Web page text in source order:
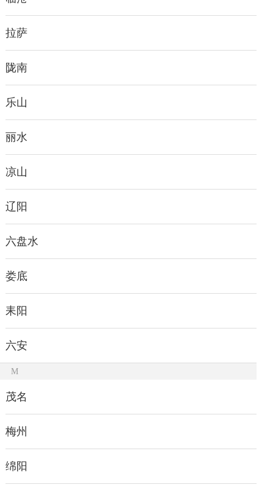
拉萨
陇南
乐山
丽水
凉山
辽阳
六盘水
娄底
耒阳
六安
M
茂名
梅州
绵阳